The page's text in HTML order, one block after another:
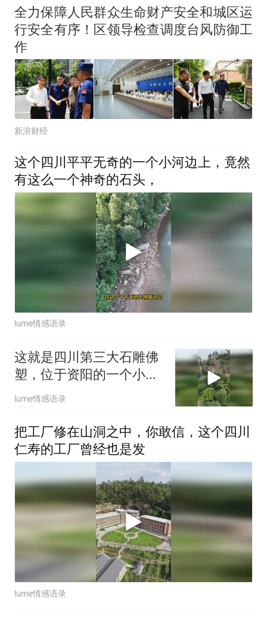
全力保障人民群众生命财产安全和城区运
行安全有序！区领导检查调度台风防御工
作
新浪财经
这个四川平平无奇的一个小河边上，竟然
有这么一个神奇的石头，
lume情感语录
这就是四川第三大石雕佛
塑，位于资阳的一个小山
村里边，
lume情感语录
把工厂修在山洞之中，你敢信，这个四川
仁寿的工厂曾经也是发
lume情感语录